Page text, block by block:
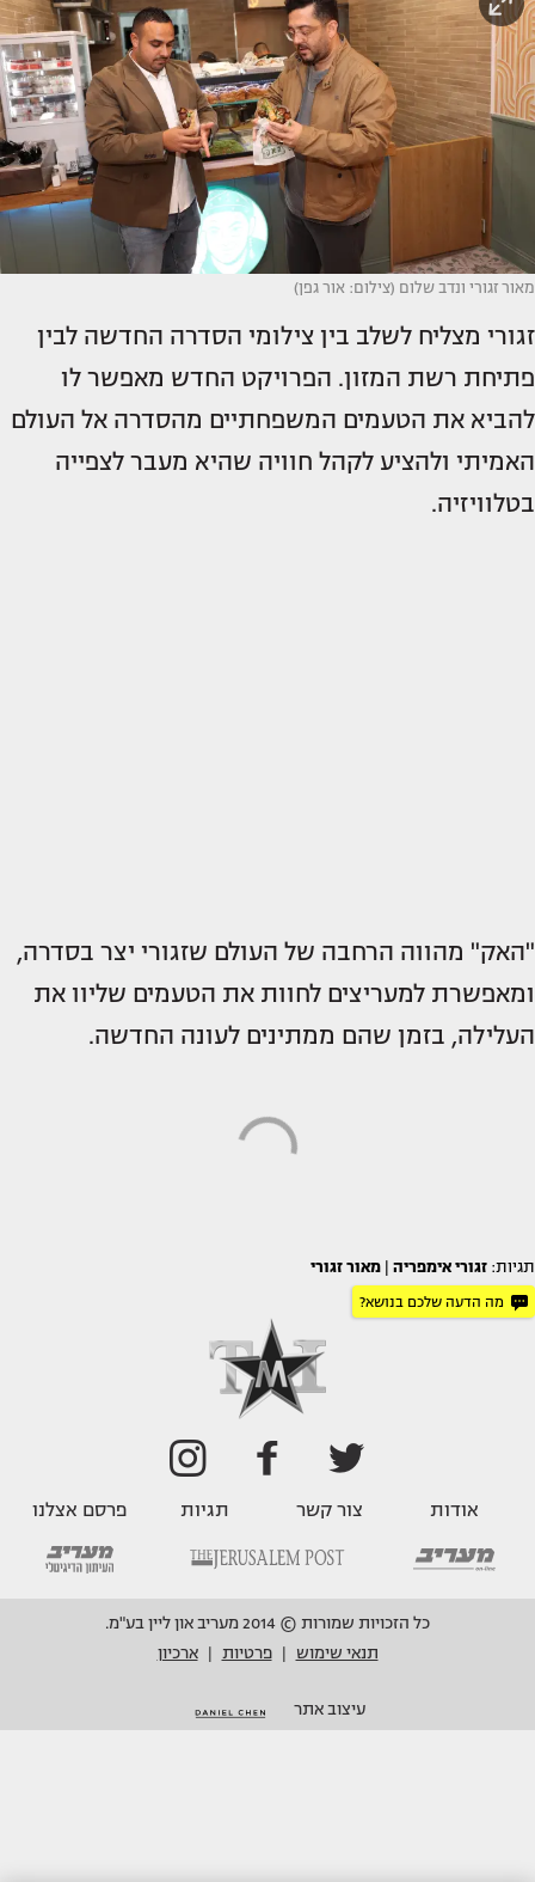
מאור זגורי ונדב שלום (צילום: אור גפן)
זגורי מצליח לשלב בין צילומי הסדרה החדשה לבין
פתיחת רשת המזון. הפרויקט החדש מאפשר לו
להביא את הטעמים המשפחתיים מהסדרה אל העולם
האמיתי ולהציע לקהל חוויה שהיא מעבר לצפייה
בטלוויזיה.
"האק" מהווה הרחבה של העולם שזגורי יצר בסדרה,
ומאפשרת למעריצים לחוות את הטעמים שליוו את
העלילה, בזמן שהם ממתינים לעונה החדשה.
תגיות: זגורי אימפריה מאור זגורי
מה הדעה שלכם בנושא?
אודות צור קשר תגיות פרסם אצלנו
כל הזכויות שמורות © 2014 מעריב און ליין בע"מ.
תנאי שימוש
פרטיות ארכיון
עיצוב אתר